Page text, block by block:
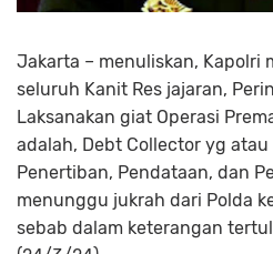
Jakarta – menuliskan, Kapolri
seluruh Kanit Res jajaran,
Laksanakan giat Operasi
adalah, Debt Collector yg
Penertiban, Pendataan, dan
menunggu jukrah dari Polda
sebab dalam keterangan